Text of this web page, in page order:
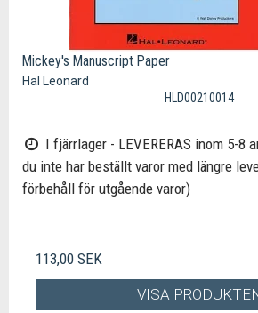
Mickey's Manuscript Paper
Hal Leonard
HLD00210014
I fjärrlager - LEVERERAS inom 5-8
du inte har beställt varor med längre
förbehåll för utgående varor)
113,00 SEK
VISA